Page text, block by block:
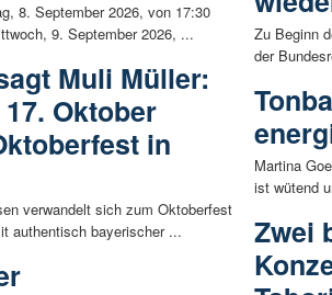
8. September 2026, von 17:30
9. September 2026, ...
Muli Müller:
Oktober
in
verwandelt sich zum Oktoberfest
authentisch bayerischer ...
Zu Beginn
der
Martina
ist wütend
Zwei